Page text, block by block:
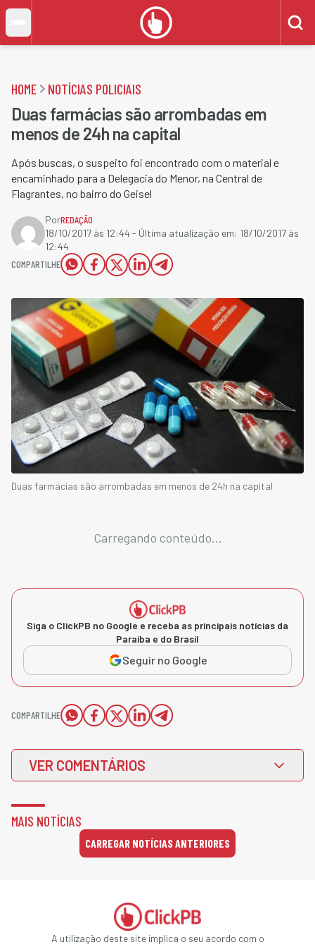
HOME NOTÍCIAS POLICIAIS
Duas farmácias são arrombadas em
menos de 24h na capital
Após buscas, o suspeito foi encontrado com o material e
encaminhado para a Delegacia do Menor, na Central de
Flagrantes, no bairro do Geisel
PorREDAÇÃO
18/10/2017 às 12:44 - Última atualização em: 18/10/2017 às
12:44
COMPARTILHE
Duas farmácias são arrombadas em menos de 24h na capital
Carregando conteúdo...
Siga o ClickPB no Google e receba as principais notícias da
Paraíba e do Brasil
Seguir no Google
COMPARTILHE
VER COMENTÁRIOS
MAIS NOTÍCIAS
CARREGAR NOTÍCIAS ANTERIORES
A utilização deste site implica o seu acordo com o